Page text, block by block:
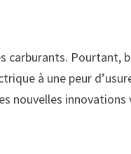
carburants.
à une peur
nouvelles